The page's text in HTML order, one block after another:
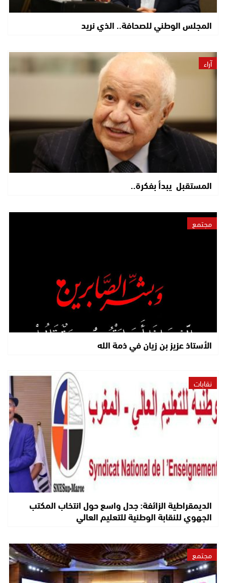
المجلس الوطني للصحافة.. الذي نريد
آراء
المستقبل يبدأ بفكرة..
مجتمع
الأستاذ عزيز بن زيان في ذمة الله
نقابات
الديمقراطية الزائفة: جدل واسع حول انتخاب المكتب
الجهوي للنقابة الوطنية للتعليم العالي
مجتمع